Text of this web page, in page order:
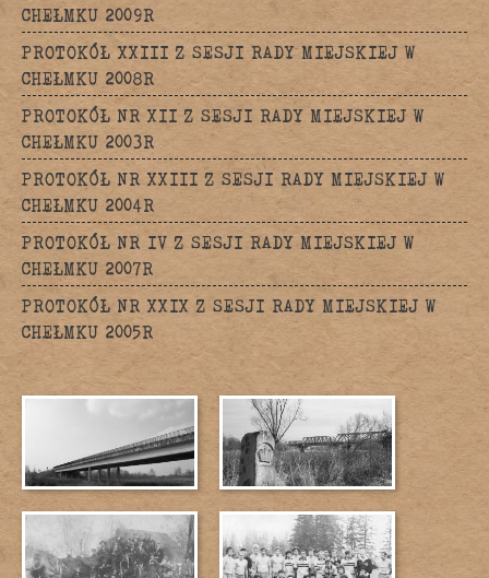
CHEŁMKU 2009R
PROTOKÓŁ XXIII Z SESJI RADY MIEJSKIEJ W
CHEŁMKU 2008R
PROTOKÓŁ NR XII Z SESJI RADY MIEJSKIEJ W
CHEŁMKU 2003R
PROTOKÓŁ NR XXIII Z SESJI RADY MIEJSKIEJ W
CHEŁMKU 2004R
PROTOKÓŁ NR IV Z SESJI RADY MIEJSKIEJ W
CHEŁMKU 2007R
PROTOKÓŁ NR XXIX Z SESJI RADY MIEJSKIEJ W
CHEŁMKU 2005R